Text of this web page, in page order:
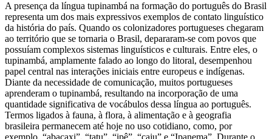
A presença da língua tupinambá na formação do português do Brasil
representa um dos mais expressivos exemplos de contato linguístico
da história do país. Quando os colonizadores portugueses chegaram
ao território que se tornaria o Brasil, depararam-se com povos que
possuíam complexos sistemas linguísticos e culturais. Entre eles, o
tupinambá, amplamente falado ao longo do litoral, desempenhou
papel central nas interações iniciais entre europeus e indígenas.
Diante da necessidade de comunicação, muitos portugueses
aprenderam o tupinambá, resultando na incorporação de uma
quantidade significativa de vocábulos dessa língua ao português.
Termos ligados à fauna, à flora, à alimentação e à geografia
brasileira permanecem até hoje no uso cotidiano, como, por